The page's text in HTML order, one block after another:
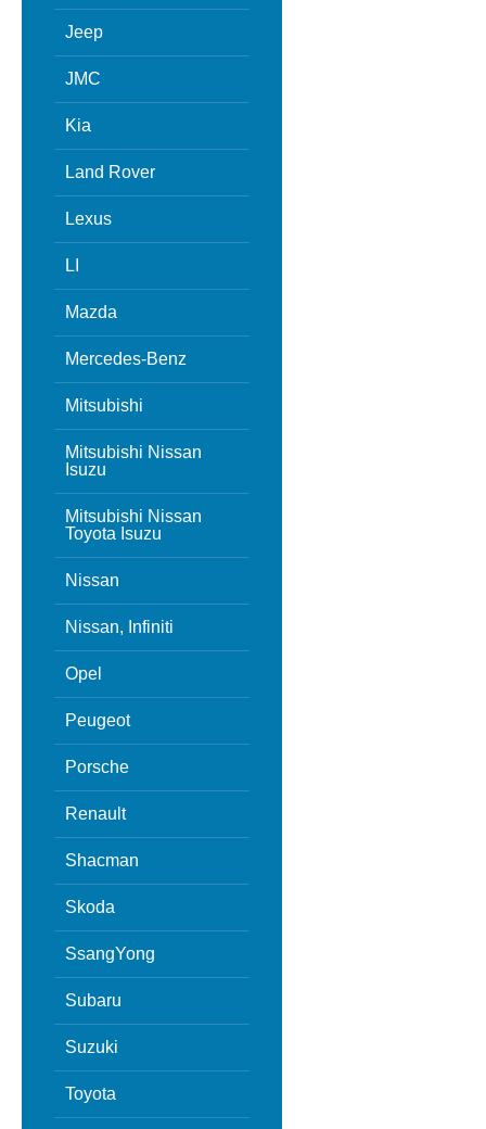
Jeep
JMC
Kia
Land Rover
Lexus
LI
Mazda
Mercedes-Benz
Mitsubishi
Mitsubishi Nissan
Isuzu
Mitsubishi Nissan
Toyota Isuzu
Nissan
Nissan, Infiniti
Opel
Peugeot
Porsche
Renault
Shacman
Skoda
SsangYong
Subaru
Suzuki
Toyota